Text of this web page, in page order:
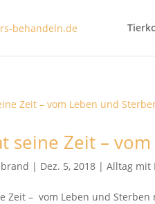
seine Zeit –
| Dez. 5, 2018 |Alltag mit
Zeit – vom Leben und